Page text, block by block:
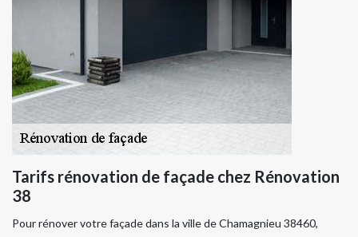
Tarifs rénovation de façade chez Rénovation
38
Pour rénover votre façade dans la ville de Chamagnieu 38460,